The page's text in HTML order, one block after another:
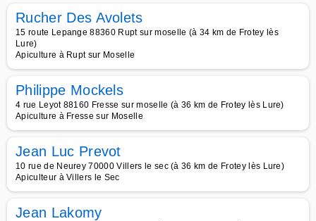
Rucher Des Avolets
15 route Lepange 88360 Rupt sur moselle (à 34 km de Frotey lès
Lure)
Apiculture à Rupt sur Moselle
Philippe Mockels
4 rue Leyot 88160 Fresse sur moselle (à 36 km de Frotey lès Lure)
Apiculture à Fresse sur Moselle
Jean Luc Prevot
10 rue de Neurey 70000 Villers le sec (à 36 km de Frotey lès Lure)
Apiculteur à Villers le Sec
Jean Lakomy